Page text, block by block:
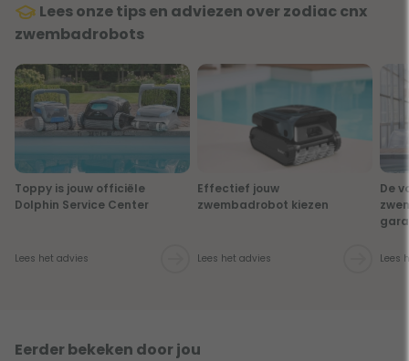
Lees onze tips en adviezen over zodiac cnx
zwembadrobots
Toppy is jouw officiële
Dolphin Service Center
Lees het advies
Effectief jouw
zwembadrobot kiezen
Lees het advies
De
Lees
Eerder bekeken door jou